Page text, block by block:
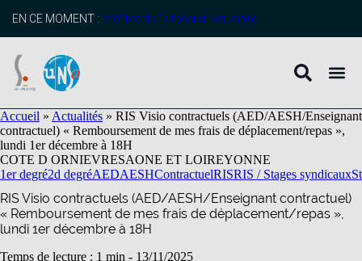
principal
EN CE MOMENT : profitez de l’adhésion anticipée
Accueil » Actualités » RIS Visio contractuels (AED/AESH/Enseignant
contractuel) « Remboursement de mes frais de déplacement/repas »,
lundi 1er décembre à 18H
COTE D ORNIEVRESAONE ET LOIREYONNE
1er degré2d degréAEDAESHContractuelRISRIS / Stages syndicaux
RIS Visio contractuels (AED/AESH/Enseignant contractuel)
« Remboursement de mes frais de déplacement/repas »,
lundi 1er décembre à 18H
Temps de lecture : 1 min - 13/11/2025